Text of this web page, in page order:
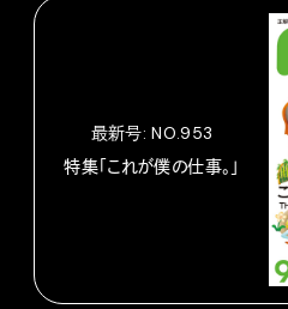
最新号: NO.953
特集「これが僕の仕事。」